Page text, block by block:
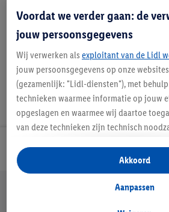
Details over productveiligheid
Lidl
Jouw voordelen bij ons als Lidl
Voordat we verder gaan: de
jouw persoonsgegevens
Wij verwerken als exploitant van de Lidl
jouw persoonsgegevens op onze
(gezamenlijk: "Lidl-diensten"), met
technieken waarmee informatie op jouw
opgeslagen en waarmee wij daartoe
van deze technieken zijn technisch
opslaan van voorkeursinstellingen, het
analyseren van statistieken of voor het
gepersonaliseerde reclame binnen en
Aanpassen
Akkoord